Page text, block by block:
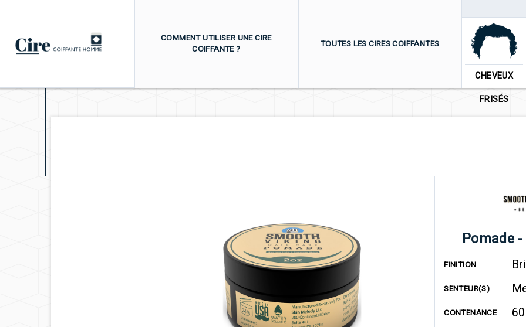
COMMENT UTILISER UNE CIRE
COIFFANTE ?
TOUTES LES CIRES COIFFANTES
CHEVEUX
FRISÉS
Pomade
FINITION
SENTEUR(S)
CONTENANCE